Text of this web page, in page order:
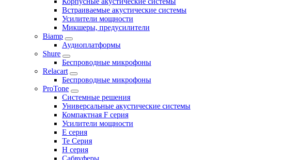
Встраиваемые акустические системы
Усилители мощности
Микшеры, предусилители
Biamp
Аудиоплатформы
Shure
Беспроводные микрофоны
Relacart
Беспроводные микрофоны
ProTone
Системные решения
Универсальные акустические системы
Компактная F серия
Усилители мощности
E серия
Te Серия
H серия
Сабвуферы